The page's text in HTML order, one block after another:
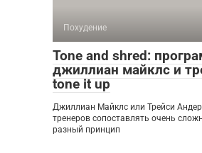
Похудение
Tone and shred:
джиллиан майклс и
tone it up
Джиллиан Майклс или Трейси
тренеров сопоставлять очень
разный принцип